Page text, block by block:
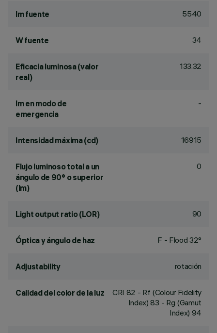
lm fuente 5540
W fuente 34
Eficacia luminosa (valor
real)
133.32
lm en modo de
emergencia
-
Intensidad máxima (cd) 16915
Flujo luminoso total a un
ángulo de 90° o superior
(lm)
0
Light output ratio (LOR) 90
Óptica y ángulo de haz F - Flood 32°
Adjustability rotación
Calidad del color de la luz CRI 82 - Rf (Colour Fidelity
Index) 83 - Rg (Gamut
Index) 94